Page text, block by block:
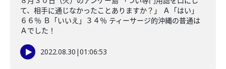
て、相手に通じなかったことありますか？」 Ａ「はい」
６６％ Ｂ「いいえ」３４％ ティーサージ的沖縄の普通は
Ａでした！
2022.08.30 |01:06:53